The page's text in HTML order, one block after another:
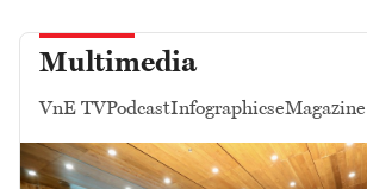
Multimedia
VnE TVPodcastInfographicseMagazine